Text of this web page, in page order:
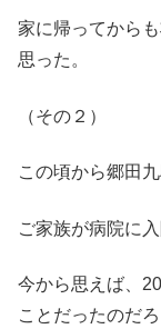
家に帰ってから
思った。
（その２）
この頃から郷田
ご家族が病院に
今から思えば、
ことだったのだろ